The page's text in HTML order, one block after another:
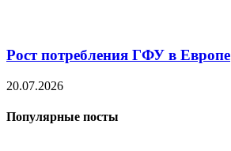
Рост потребления ГФУ в Европе
20.07.2026
Популярные посты